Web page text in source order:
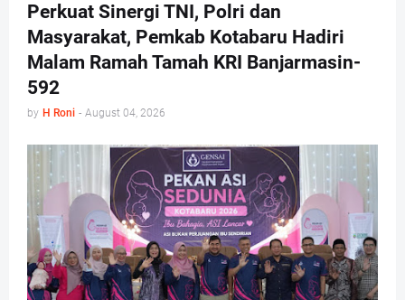
Perkuat Sinergi TNI, Polri dan
Masyarakat, Pemkab Kotabaru Hadiri
Malam Ramah Tamah KRI Banjarmasin-
592
by H Roni - August 04, 2026